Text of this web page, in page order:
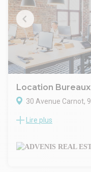
RER.
- Type de bail :
- Durée : 3/6/9 ans
- Fiscalité : TVA
- Indice : ILAT
- Indexation : Annuelle
- Dépôt de garantie : 3
- Loyers et charges :
Location Bureaux
30 Avenue Carnot,
ADVENIS CONSEIL
SERIENCE à Massy.
Locaux situés au
Lire plus